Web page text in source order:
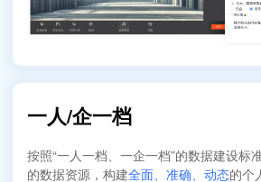
一人/企一档
按照“一人一档、一企一档”的数据建设标
的数据资源，构建全面、准确、动态的个